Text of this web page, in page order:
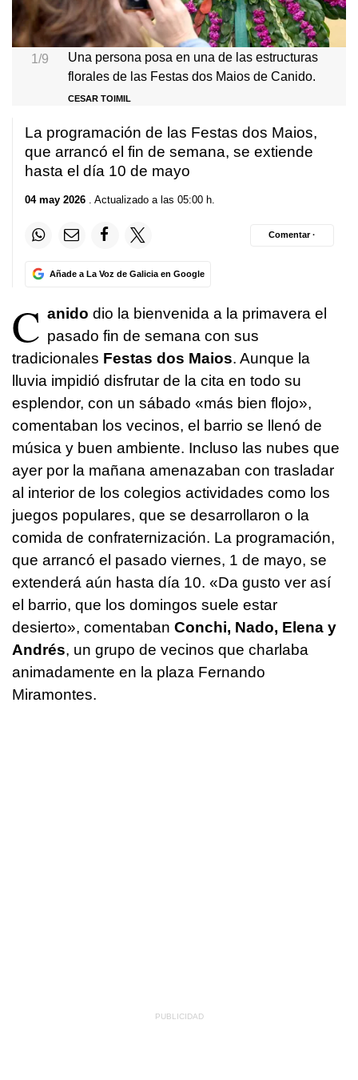
1/9
Una persona posa en una de las estructuras
florales de las Festas dos Maios de Canido.
CESAR TOIMIL
La programación de las Festas dos Maios,
que arrancó el fin de semana, se extiende
hasta el día 10 de mayo
04 may 2026 . Actualizado a las 05:00 h.
Añade a La Voz de Galicia en Google
Comentar ·
C anido dio la bienvenida a la primavera el
pasado fin de semana con sus
tradicionales Festas dos Maios. Aunque la
lluvia impidió disfrutar de la cita en todo su
esplendor, con un sábado «más bien flojo»,
comentaban los vecinos, el barrio se llenó de
música y buen ambiente. Incluso las nubes que
ayer por la mañana amenazaban con trasladar
al interior de los colegios actividades como los
juegos populares, que se desarrollaron o la
comida de confraternización. La programación,
que arrancó el pasado viernes, 1 de mayo, se
extenderá aún hasta día 10. «Da gusto ver así
el barrio, que los domingos suele estar
desierto», comentaban Conchi, Nado, Elena y
Andrés, un grupo de vecinos que charlaba
animadamente en la plaza Fernando
Miramontes.